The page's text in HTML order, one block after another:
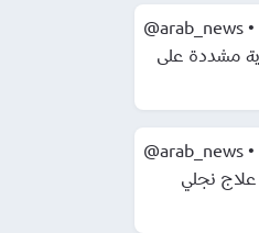
@arab_news •
مشددة على
@arab_news •
علاج نجلي